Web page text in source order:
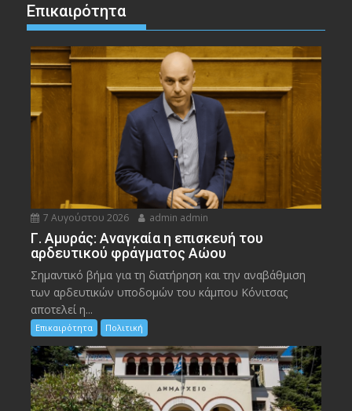
Επικαιρότητα
7 Αυγούστου 2026 admin admin
Γ. Αμυράς: Αναγκαία η επισκευή του
αρδευτικού φράγματος Αώου
Σημαντικό βήμα για τη διατήρηση και την αναβάθμιση
των αρδευτικών υποδομών του κάμπου Κόνιτσας
αποτελεί η...
Επικαιρότητα Πολιτική